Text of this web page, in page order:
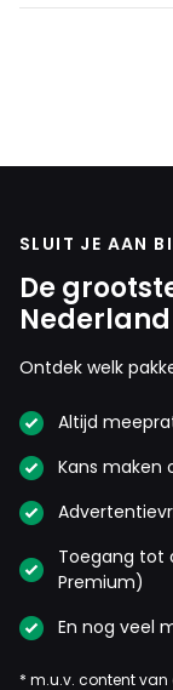
SLUIT JE AAN
De
Nederland
Ontdek welk
Altijd
Kans maken
Toegang tot
Premium)
En nog veel
* m.u.v. content van